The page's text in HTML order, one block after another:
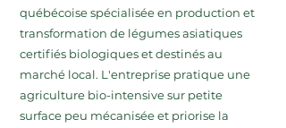
québécoise spécialisée en production et
transformation de légumes asiatiques
certifiés biologiques et destinés au
marché local. L'entreprise pratique une
agriculture bio-intensive sur petite
surface peu mécanisée et priorise la